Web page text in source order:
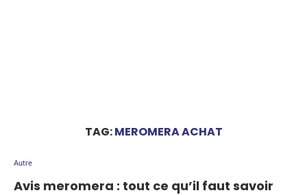
TAG:MEROMERA ACHAT
Autre
Avis meromera : tout ce qu’il faut savoir